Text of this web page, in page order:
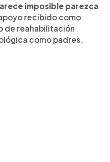
imposible parezca
recibido como
de reahabilitación
como padres.